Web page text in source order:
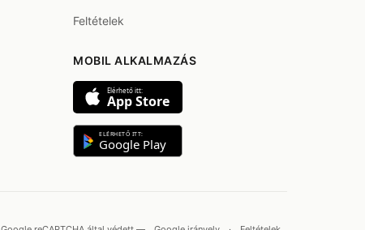
Feltételek
MOBIL ALKALMAZÁS
Elérhető itt:
App Store
ELÉRHETŐ ITT:
Google Play